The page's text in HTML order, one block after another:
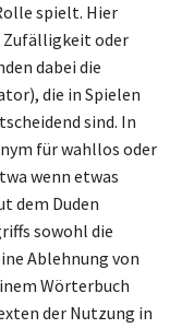
spielt. Hier
Zufälligkeit oder
dabei die
die in Spielen
sind. In
für wahllos oder
wenn etwas
dem Duden
sowohl die
Ablehnung von
Wörterbuch
der Nutzung in